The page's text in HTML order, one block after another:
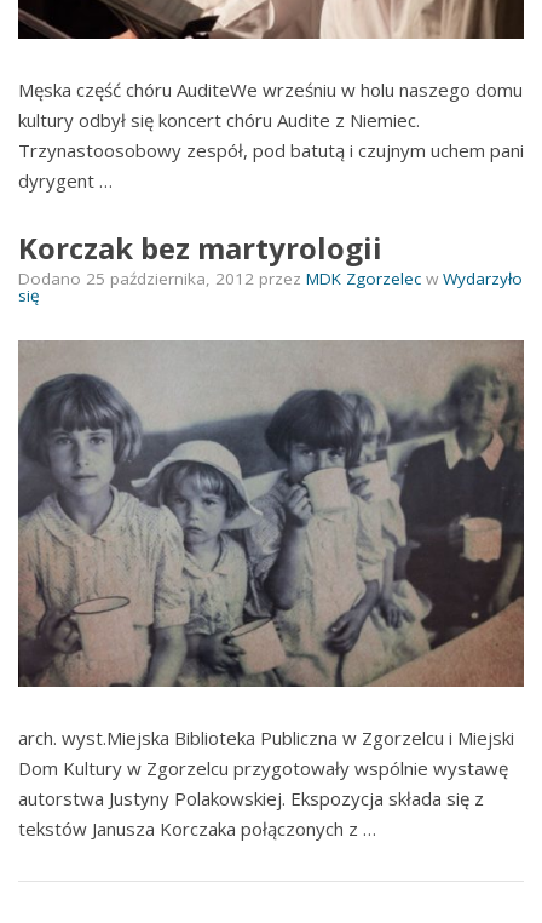
Męska część chóru AuditeWe wrześniu w holu naszego domu
kultury odbył się koncert chóru Audite z Niemiec.
Trzynastoosobowy zespół, pod batutą i czujnym uchem pani
dyrygent …
Korczak bez martyrologii
Dodano 25 października, 2012 przez MDK Zgorzelec w Wydarzyło
się
arch. wyst.Miejska Biblioteka Publiczna w Zgorzelcu i Miejski
Dom Kultury w Zgorzelcu przygotowały wspólnie wystawę
autorstwa Justyny Polakowskiej. Ekspozycja składa się z
tekstów Janusza Korczaka połączonych z …